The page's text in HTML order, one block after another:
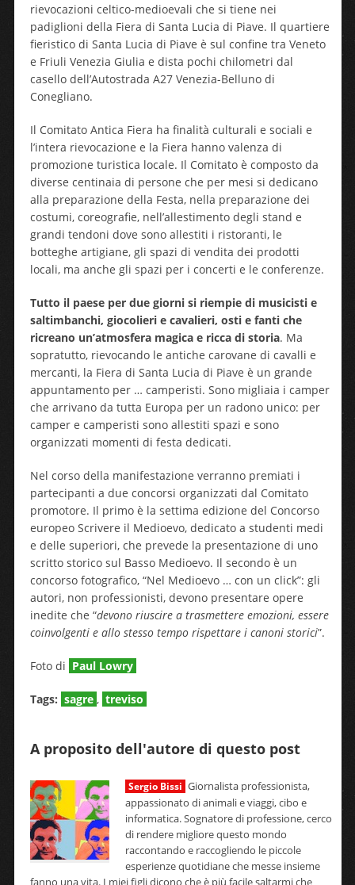
rievocazioni celtico-medioevali che si tiene nei
padiglioni della Fiera di Santa Lucia di Piave. Il quartiere
fieristico di Santa Lucia di Piave è sul confine tra Veneto
e Friuli Venezia Giulia e dista pochi chilometri dal
casello dell’Autostrada A27 Venezia-Belluno di
Conegliano.
Il Comitato Antica Fiera ha finalità culturali e sociali e
l’intera rievocazione e la Fiera hanno valenza di
promozione turistica locale. Il Comitato è composto da
diverse centinaia di persone che per mesi si dedicano
alla preparazione della Festa, nella preparazione dei
costumi, coreografie, nell’allestimento degli stand e
grandi tendoni dove sono allestiti i ristoranti, le
botteghe artigiane, gli spazi di vendita dei prodotti
locali, ma anche gli spazi per i concerti e le conferenze.
Tutto il paese per due giorni si riempie di musicisti e
saltimbanchi, giocolieri e cavalieri, osti e fanti che
ricreano un’atmosfera magica e ricca di storia. Ma
sopratutto, rievocando le antiche carovane di cavalli e
mercanti, la Fiera di Santa Lucia di Piave è un grande
appuntamento per … camperisti. Sono migliaia i camper
che arrivano da tutta Europa per un radono unico: per
camper e camperisti sono allestiti spazi e sono
organizzati momenti di festa dedicati.
Nel corso della manifestazione verranno premiati i
partecipanti a due concorsi organizzati dal Comitato
promotore. Il primo è la settima edizione del Concorso
europeo Scrivere il Medioevo, dedicato a studenti medi
e delle superiori, che prevede la presentazione di uno
scritto storico sul Basso Medioevo. Il secondo è un
concorso fotografico, “Nel Medioevo … con un click”: gli
autori, non professionisti, devono presentare opere
inedite che “devono riuscire a trasmettere emozioni, essere
coinvolgenti e allo stesso tempo rispettare i canoni storici”.
Foto di Paul Lowry
Tags: sagre , treviso
A proposito dell'autore di questo post
Sergio Bissi Giornalista professionista,
appassionato di animali e viaggi, cibo e
informatica. Sognatore di professione, cerco
di rendere migliore questo mondo
raccontando e raccogliendo le piccole
esperienze quotidiane che messe insieme
fanno una vita. I miei figli dicono che è più facile saltarmi che